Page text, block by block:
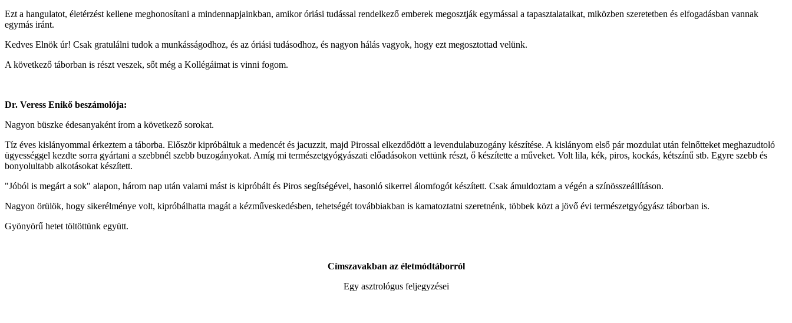
Ezt a hangulatot, életérzést kellene meghonosítani a mindennapjainkban, amikor óriási tudással rendelkező emberek megosztják egymással a tapasztalataikat, miközben szeretetben és elfogadásban vannak
egymás iránt.
Kedves Elnök úr! Csak gratulálni tudok a munkásságodhoz, és az óriási tudásodhoz, és nagyon hálás vagyok, hogy ezt megosztottad velünk.
A következő táborban is részt veszek, sőt még a Kollégáimat is vinni fogom.
Dr. Veress Enikő beszámolója:
Nagyon büszke édesanyaként írom a következő sorokat.
Tíz éves kislányommal érkeztem a táborba. Először kipróbáltuk a medencét és jacuzzit, majd Pirossal elkezdődött a levendulabuzogány készítése. A kislányom első pár mozdulat után felnőtteket meghazudtoló
ügyességgel kezdte sorra gyártani a szebbnél szebb buzogányokat. Amíg mi természetgyógyászati előadásokon vettünk részt, ő készítette a műveket. Volt lila, kék, piros, kockás, kétszínű stb. Egyre szebb és
bonyolultabb alkotásokat készített.
"Jóból is megárt a sok" alapon, három nap után valami mást is kipróbált és Piros segítségével, hasonló sikerrel álomfogót készített. Csak ámuldoztam a végén a színösszeállításon.
Nagyon örülök, hogy sikerélménye volt, kipróbálhatta magát a kézműveskedésben, tehetségét továbbiakban is kamatoztatni szeretnénk, többek közt a jövő évi természetgyógyász táborban is.
Gyönyörű hetet töltöttünk együtt.
Címszavakban az életmódtáborról
Egy asztrológus feljegyzései